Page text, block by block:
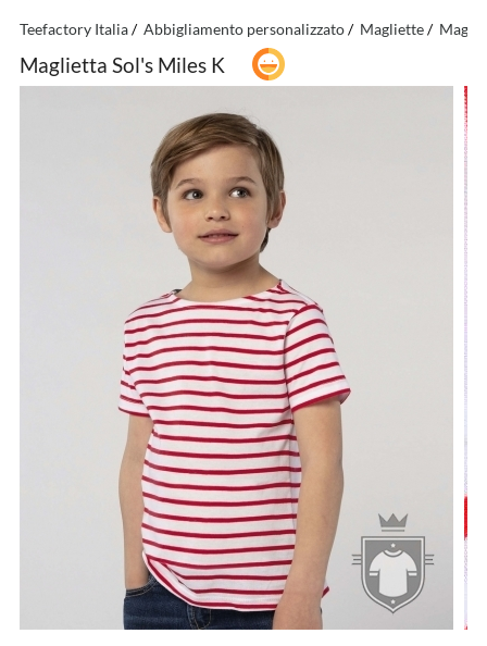
Teefactory Italia Abbigliamento personalizzato Magliette
Maglietta Sol's Miles K